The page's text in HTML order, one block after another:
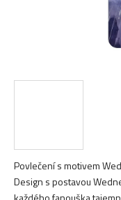
Povlečení s motivem
Design s postavou